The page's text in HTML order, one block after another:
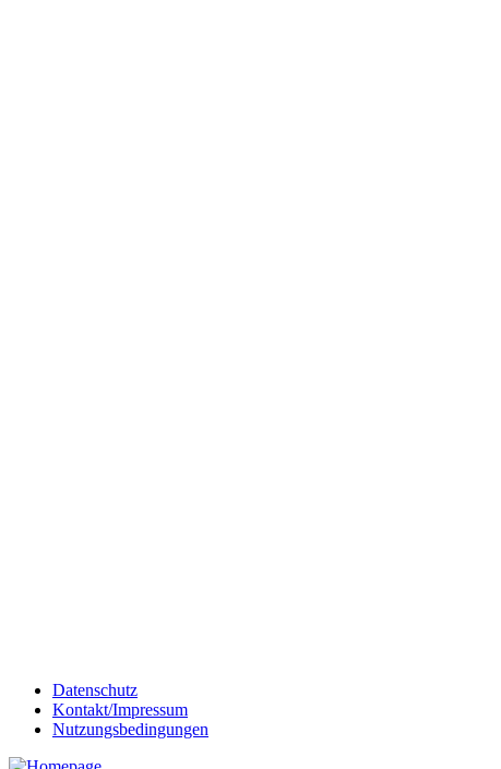
Datenschutz
Kontakt/Impressum
Nutzungsbedingungen